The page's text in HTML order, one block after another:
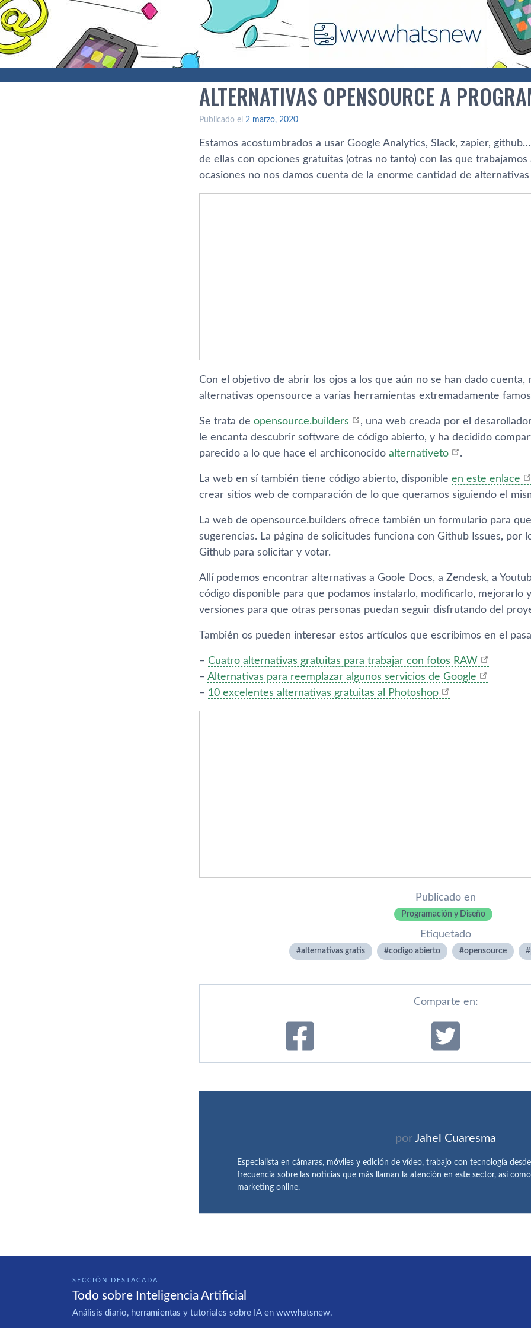
ALTERNATIVAS OPENSOURCE A
Publicado el 2 marzo, 2020
Estamos acostumbrados a usar Google Analytics, Slack, zapier,
de ellas con opciones gratuitas (otras no tanto) con las que
ocasiones no nos damos cuenta de la enorme cantidad de
Con el objetivo de abrir los ojos a los que aún no se han dado cuenta,
alternativas opensource a varias herramientas extremadamente
Se trata de opensource.builders
, una web creada por el
le encanta descubrir software de código abierto, y ha decidido
parecido a lo que hace el archiconocido alternativeto .
La web en sí también tiene código abierto, disponible en este enlace
crear sitios web de comparación de lo que queramos siguiendo el
La web de opensource.builders ofrece también un formulario para
sugerencias. La página de solicitudes funciona con Github Issues, por
Github para solicitar y votar.
Allí podemos encontrar alternativas a Goole Docs, a Zendesk, a
código disponible para que podamos instalarlo, modificarlo, mejorarlo
versiones para que otras personas puedan seguir disfrutando del
También os pueden interesar estos artículos que escribimos en el
– Cuatro alternativas gratuitas para trabajar con fotos RAW
– Alternativas para reemplazar algunos servicios de Google
– 10 excelentes alternativas gratuitas al Photoshop
Publicado en
Programación y Diseño
Etiquetado
alternativas gratis codigo abierto opensource
Comparte en:
por Jahel Cuaresma
Especialista en cámaras, móviles y edición de vídeo, trabajo con tecnología
frecuencia sobre las noticias que más llaman la atención en este sector, así
marketing online.
SECCIÓN DESTACADA
Todo sobre Inteligencia Artificial
Análisis diario, herramientas y tutoriales sobre IA en wwwhatsnew.